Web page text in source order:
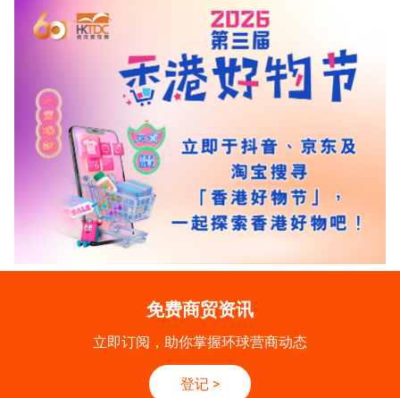
免费商贸资讯
立即订阅，助你掌握环球营商动态
登记 >